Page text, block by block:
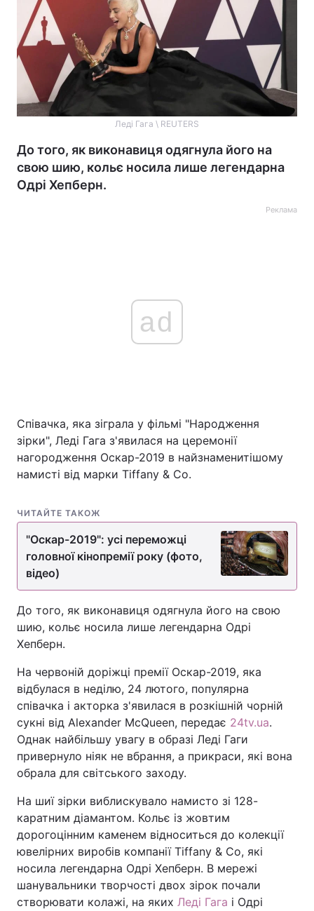
Леді Гага \ REUTERS
До того, як виконавиця одягнула його на
свою шию, кольє носила лише легендарна
Одрі Хепберн.
Реклама
ad
Співачка, яка зіграла у фільмі "Народження
зірки", Леді Гага з'явилася на церемонії
нагородження Оскар-2019 в найзнаменитішому
намисті від марки Tiffany & Co.
ЧИТАЙТЕ ТАКОЖ
"Оскар-2019": усі переможці
головної кінопремії року (фото,
відео)
До того, як виконавиця одягнула його на свою
шию, кольє носила лише легендарна Одрі
Хепберн.
На червоній доріжці премії Оскар-2019, яка
відбулася в неділю, 24 лютого, популярна
співачка і акторка з'явилася в розкішній чорній
сукні від Alexander McQueen, передає 24tv.ua.
Однак найбільшу увагу в образі Леді Гаги
привернуло ніяк не вбрання, а прикраси, які вона
обрала для світського заходу.
На шиї зірки виблискувало намисто зі 128-
каратним діамантом. Кольє із жовтим
дорогоцінним каменем відноситься до колекції
ювелірних виробів компанії Tiffany & Co, які
носила легендарна Одрі Хепберн. В мережі
шанувальники творчості двох зірок почали
створювати колажі, на яких Леді Гага і Одрі